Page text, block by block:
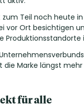
Teil noch heute
vor Ort besichtigen
die Marke längst
für alle